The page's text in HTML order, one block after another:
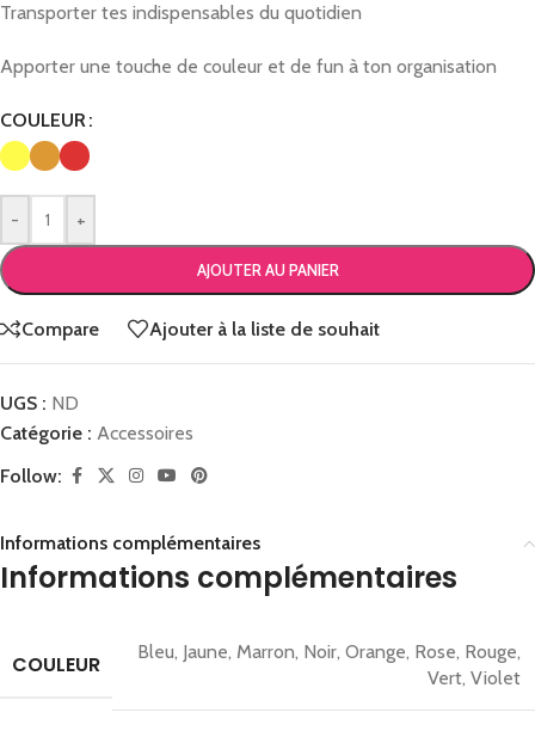
Transporter tes indispensables du quotidien
Apporter une touche de couleur et de fun à ton organisation
COULEUR
- +
AJOUTER AU PANIER
Compare Ajouter à la liste de souhait
UGS : ND
Catégorie : Accessoires
Follow:
Informations complémentaires
Informations complémentaires
COULEUR Bleu, Jaune, Marron, Noir, Orange, Rose, Rouge,
Vert, Violet